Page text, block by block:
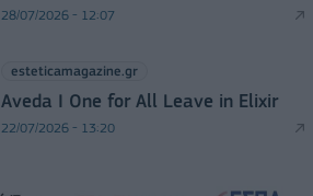
28/07/2026 - 12:07
esteticamagazine.gr
Aveda I One for All Leave in Elixir
22/07/2026 - 13:20